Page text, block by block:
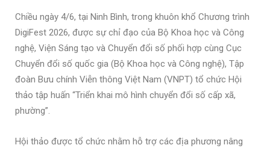
Chiều ngày 4/6, tại Ninh Bình, trong khuôn khổ Chương trình
DigiFest 2026, được sự chỉ đạo của Bộ Khoa học và Công
nghệ, Viện Sáng tạo và Chuyển đổi số phối hợp cùng Cục
Chuyển đổi số quốc gia (Bộ Khoa học và Công nghệ), Tập
đoàn Bưu chính Viễn thông Việt Nam (VNPT) tổ chức Hội
thảo tập huấn “Triển khai mô hình chuyển đổi số cấp xã,
phường”.
Hội thảo được tổ chức nhằm hỗ trợ các địa phương nâng